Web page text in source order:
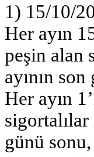
1) 15/10/
Her ayın
peşin alan
ayının son
Her ayın
günü sonu,